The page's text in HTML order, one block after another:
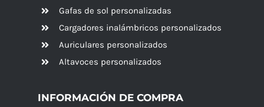
Gafas de sol personalizadas
Cargadores inalámbricos personalizados
Auriculares personalizados
Altavoces personalizados
INFORMACIÓN DE COMPRA